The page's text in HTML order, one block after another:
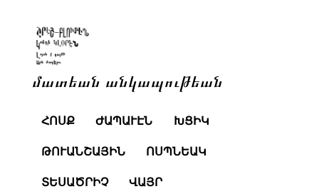
մատեան անկապութեան
ՀՈՍՔ ԺԱՊԱՒԷՆ ԽՑԻԿ
ԹՈՒԱՆՇԱՅԻՆ ՈՍՊՆԵԱԿ
ՏԵՍԱԾՐԻՉ ՎԱՅՐ